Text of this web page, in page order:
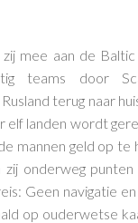
mee aan de
teams door
terug naar
elf landen wordt
mannen geld op te
zij onderweg
Geen navigatie
op ouderwetse